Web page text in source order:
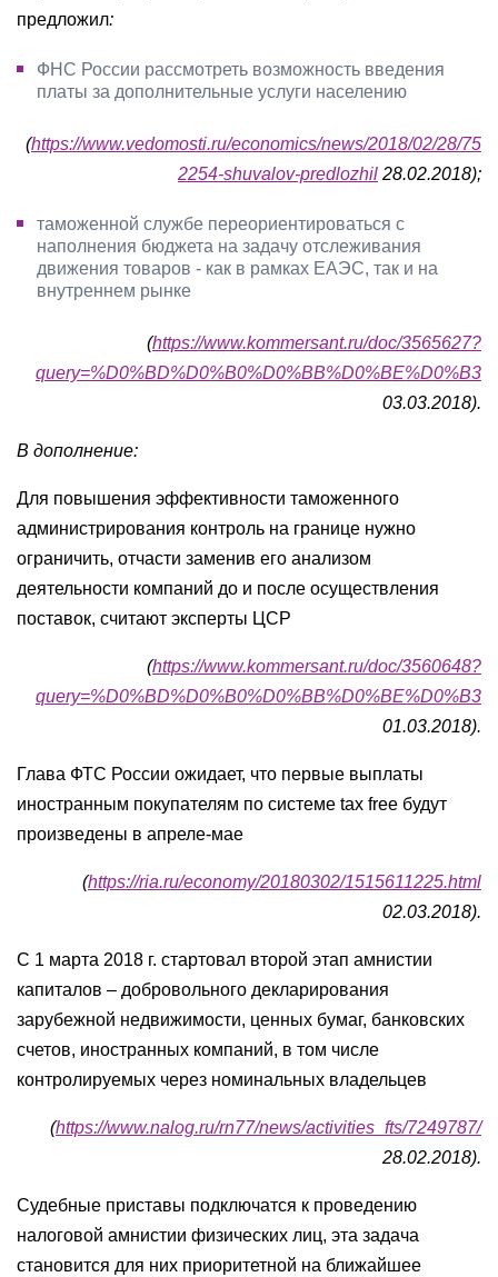
предложил:
ФНС России рассмотреть возможность введения
платы за дополнительные услуги населению
(https://www.vedomosti.ru/economics/news/2018/02/28/75
2254-shuvalov-predlozhil 28.02.2018);
таможенной службе переориентироваться с
наполнения бюджета на задачу отслеживания
движения товаров - как в рамках ЕАЭС, так и на
внутреннем рынке
(https://www.kommersant.ru/doc/3565627?
query=%D0%BD%D0%B0%D0%BB%D0%BE%D0%B3
03.03.2018).
В дополнение:
Для повышения эффективности таможенного
администрирования контроль на границе нужно
ограничить, отчасти заменив его анализом
деятельности компаний до и после осуществления
поставок, считают эксперты ЦСР
(https://www.kommersant.ru/doc/3560648?
query=%D0%BD%D0%B0%D0%BB%D0%BE%D0%B3
01.03.2018).
Глава ФТС России ожидает, что первые выплаты
иностранным покупателям по системе tax free будут
произведены в апреле-мае
(https://ria.ru/economy/20180302/1515611225.html
02.03.2018).
С 1 марта 2018 г. стартовал второй этап амнистии
капиталов – добровольного декларирования
зарубежной недвижимости, ценных бумаг, банковских
счетов, иностранных компаний, в том числе
контролируемых через номинальных владельцев
(https://www.nalog.ru/rn77/news/activities_fts/7249787/
28.02.2018).
Судебные приставы подключатся к проведению
налоговой амнистии физических лиц, эта задача
становится для них приоритетной на ближайшее